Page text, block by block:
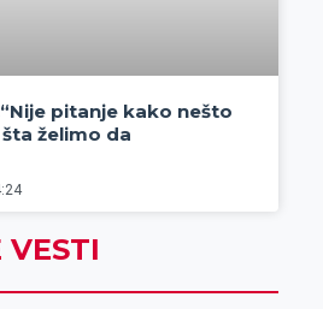
pitanje kako nešto
želimo da
VESTI